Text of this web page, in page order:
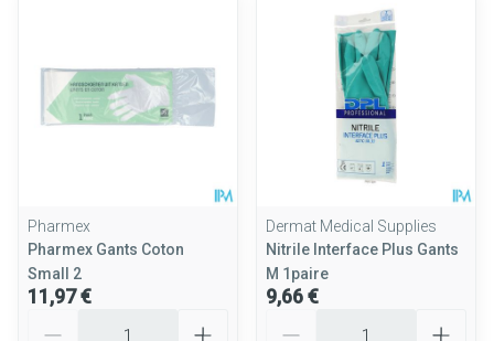
Pharmex
Pharmex Gants Coton
Small 2
11,97 €
Dermat Medical Supplies
Nitrile Interface Plus Gants
M 1paire
9,66 €